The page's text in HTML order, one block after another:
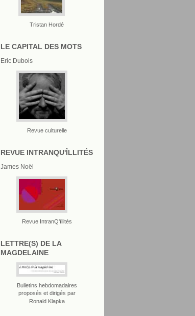
Tristan Hordé
LE CAPITAL DES MOTS
Eric Dubois
Revue culturelle
REVUE INTRANQU'ÎLLITÉS
James Noël
Revue IntranQ'îllités
LETTRE(S) DE LA
MAGDELAINE
Bulletins hebdomadaires
proposés et dirigés par
Ronald Klapka